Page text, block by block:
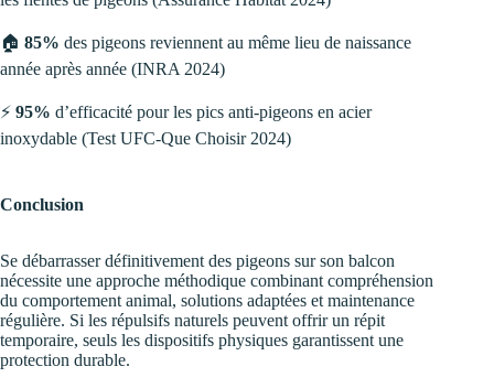
🏠 85% des pigeons reviennent au même lieu de naissance
année après année (INRA 2024)
⚡ 95% d’efficacité pour les pics anti-pigeons en acier
inoxydable (Test UFC-Que Choisir 2024)
Conclusion
Se débarrasser définitivement des pigeons sur son balcon
nécessite une approche méthodique combinant compréhension
du comportement animal, solutions adaptées et maintenance
régulière. Si les répulsifs naturels peuvent offrir un répit
temporaire, seuls les dispositifs physiques garantissent une
protection durable.